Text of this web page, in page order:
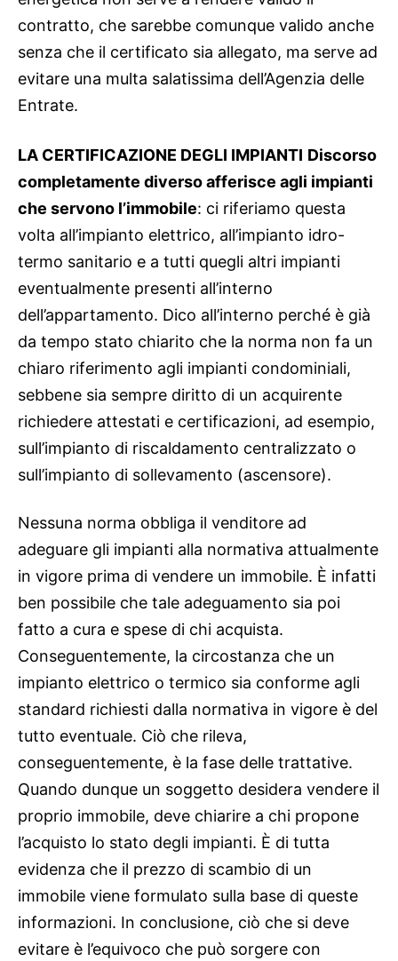
contratto, che sarebbe comunque valido anche
senza che il certificato sia allegato, ma serve ad
evitare una multa salatissima dell’Agenzia delle
Entrate.
LA CERTIFICAZIONE DEGLI IMPIANTI Discorso
completamente diverso afferisce agli impianti
che servono l’immobile: ci riferiamo questa
volta all’impianto elettrico, all’impianto idro-
termo sanitario e a tutti quegli altri impianti
eventualmente presenti all’interno
dell’appartamento. Dico all’interno perché è già
da tempo stato chiarito che la norma non fa un
chiaro riferimento agli impianti condominiali,
sebbene sia sempre diritto di un acquirente
richiedere attestati e certificazioni, ad esempio,
sull’impianto di riscaldamento centralizzato o
sull’impianto di sollevamento (ascensore).
Nessuna norma obbliga il venditore ad
adeguare gli impianti alla normativa attualmente
in vigore prima di vendere un immobile. È infatti
ben possibile che tale adeguamento sia poi
fatto a cura e spese di chi acquista.
Conseguentemente, la circostanza che un
impianto elettrico o termico sia conforme agli
standard richiesti dalla normativa in vigore è del
tutto eventuale. Ciò che rileva,
conseguentemente, è la fase delle trattative.
Quando dunque un soggetto desidera vendere il
proprio immobile, deve chiarire a chi propone
l’acquisto lo stato degli impianti. È di tutta
evidenza che il prezzo di scambio di un
immobile viene formulato sulla base di queste
informazioni. In conclusione, ciò che si deve
evitare è l’equivoco che può sorgere con